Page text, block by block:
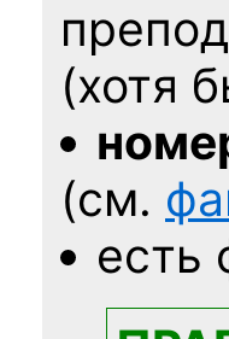
(хотя
(см.
есть